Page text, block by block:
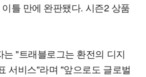
틀 만에 완판됐다. 시즌2 상품
"트래블로그는 환전의 디지
서비스"라며 "앞으로도 글로벌